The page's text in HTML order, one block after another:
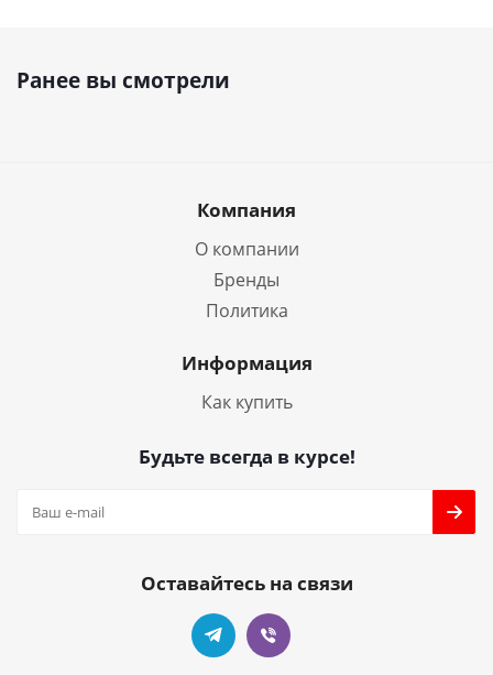
Ранее вы смотрели
Компания
О компании
Бренды
Политика
Информация
Как купить
Будьте всегда в курсе!
Оставайтесь на связи